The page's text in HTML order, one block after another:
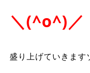
＼(^o^)／
盛り上げていきま